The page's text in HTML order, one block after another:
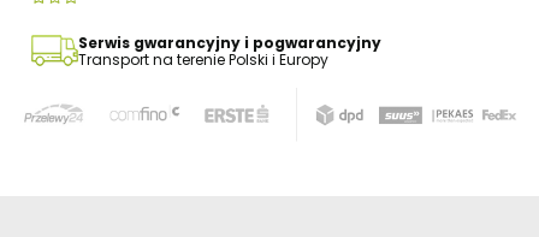
Serwis gwarancyjny i pogwarancyjny
Transport na terenie Polski i Europy